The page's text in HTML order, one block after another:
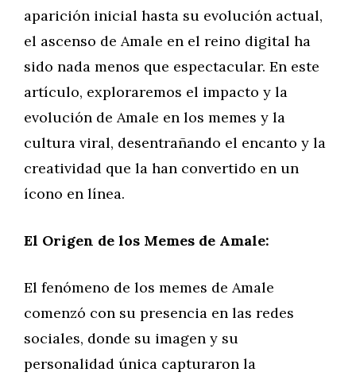
aparición inicial hasta su evolución actual,
el ascenso de Amale en el reino digital ha
sido nada menos que espectacular. En este
artículo, exploraremos el impacto y la
evolución de Amale en los memes y la
cultura viral, desentrañando el encanto y la
creatividad que la han convertido en un
ícono en línea.
El Origen de los Memes de Amale:
El fenómeno de los memes de Amale
comenzó con su presencia en las redes
sociales, donde su imagen y su
personalidad única capturaron la